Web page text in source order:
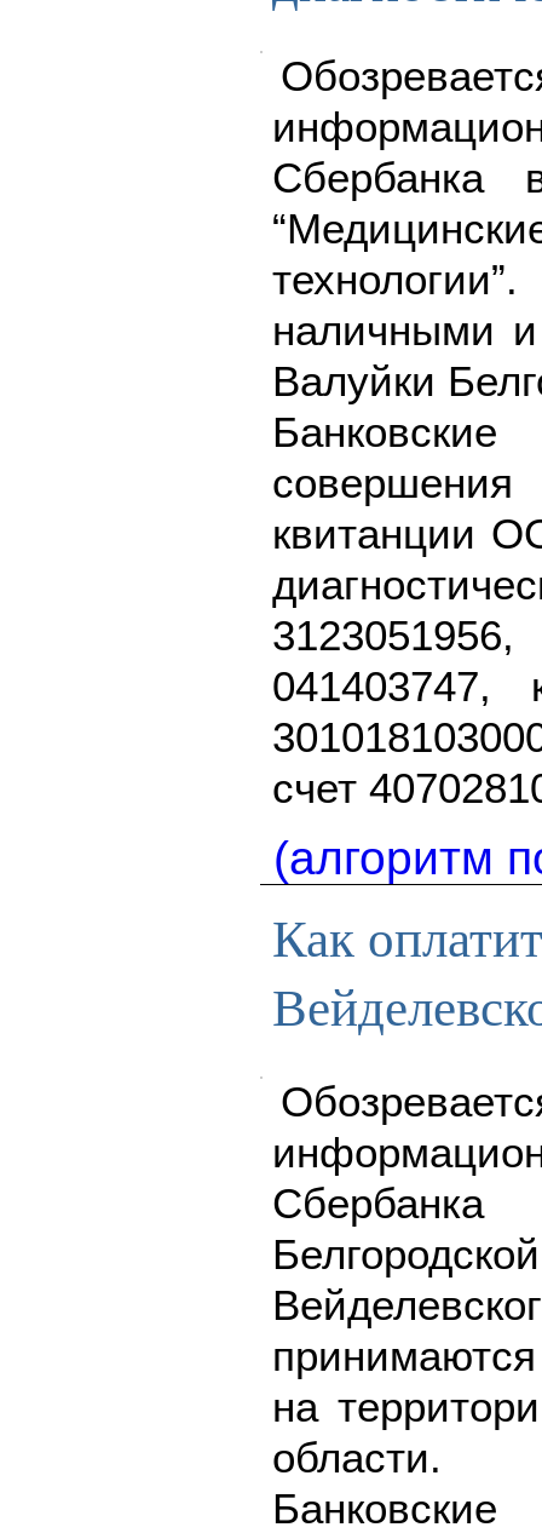
наличными
Валуйки
квитанции
041403747,
счет
(алгоритм
Как
на
области.